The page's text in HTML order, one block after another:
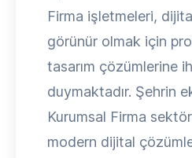
Firma işletmeleri,
görünür olmak için
tasarım çözümlerine
duymaktadır. Şehrin
Kurumsal Firma
modern dijital